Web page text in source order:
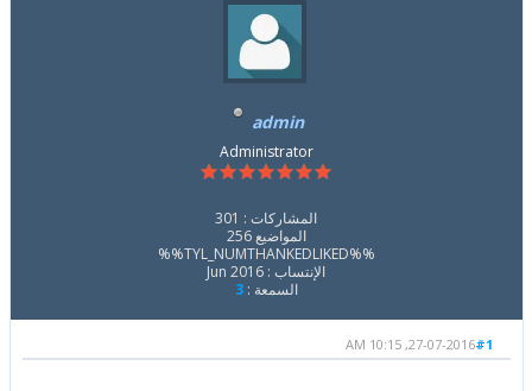
admin
Administrator
المشاركات : 301
المواضيع 256
%%TYL_NUMTHANKEDLIKED%%
الإنتساب : Jun 2016
السمعة :3
#1
27-07-2016, 10:15 AM